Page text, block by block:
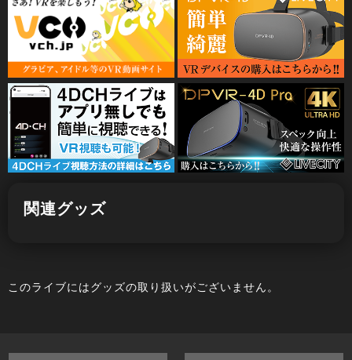
関連グッズ
このライブにはグッズの取り扱いがございません。